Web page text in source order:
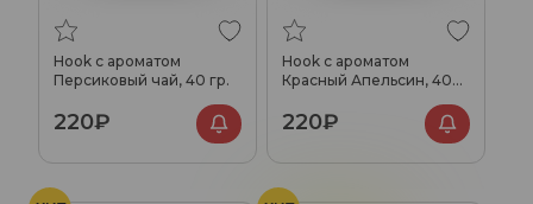
Hook с ароматом
Персиковый чай, 40 гр.
220₽
Hook с ароматом
Красный Апельсин, 40
220₽